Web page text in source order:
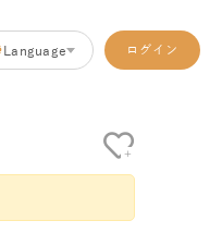
Language ログイン
+